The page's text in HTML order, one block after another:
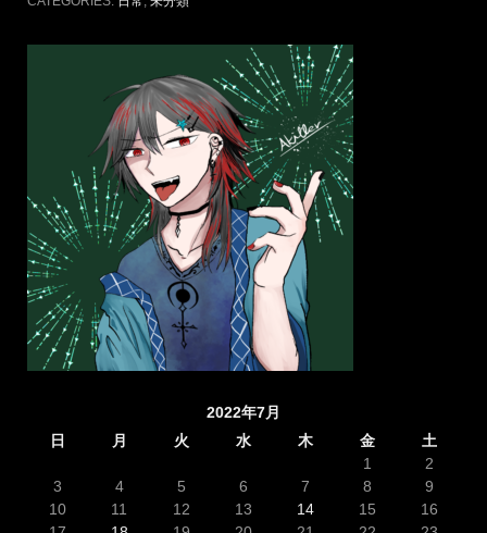
2022年7月
日
月 火 水 木 金
土
1
2
3
4 5 6 7 8
9
10
11 12 13 14 15
16